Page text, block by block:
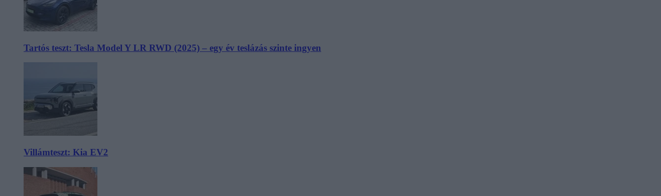
Tartós teszt: Tesla Model Y LR RWD (2025) – egy év teslázás szinte ingyen
Villámteszt: Kia EV2